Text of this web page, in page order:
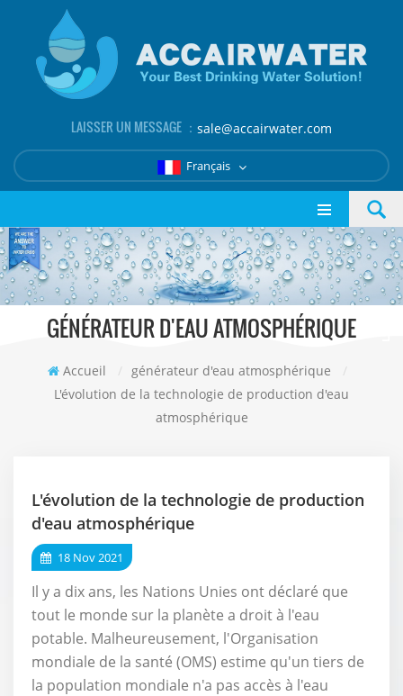
LAISSER UN MESSAGE ： sale@accairwater.com
Français
GÉNÉRATEUR D'EAU ATMOSPHÉRIQUE
Accueil / générateur d'eau atmosphérique
/
L'évolution de la technologie de production d'eau
atmosphérique
L'évolution de la technologie de production
d'eau atmosphérique
18 Nov 2021
Il y a dix ans, les Nations Unies ont déclaré que
tout le monde sur la planète a droit à l'eau
potable. Malheureusement, l'Organisation
mondiale de la santé (OMS) estime qu'un tiers de
la population mondiale n'a pas accès à l'eau